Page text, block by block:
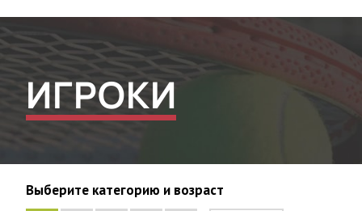
ИГРОКИ
Выберите категорию и возраст